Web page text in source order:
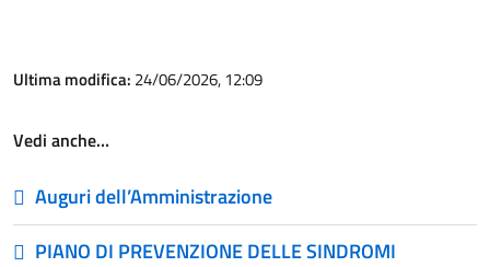
Ultima modifica: 24/06/2026, 12:09
Vedi anche…
Auguri dell’Amministrazione
PIANO DI PREVENZIONE DELLE SINDROMI